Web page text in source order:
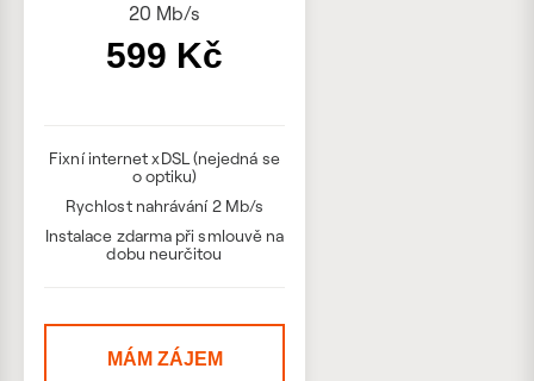
20 Mb/s
599 Kč
Fixní internet xDSL (nejedná se
o optiku)
Rychlost nahrávání 2 Mb/s
Instalace zdarma při smlouvě na
dobu neurčitou
MÁM ZÁJEM